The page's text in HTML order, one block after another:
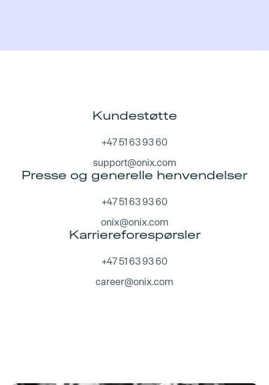
Kundestøtte
+47 51 63 93 60
support@onix.com
Presse og generelle henvendelser
+47 51 63 93 60
onix@onix.com
Karriereforespørsler
+47 51 63 93 60
career@onix.com